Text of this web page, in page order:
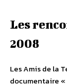
Les
2008
Les Amis de la
documentaire «